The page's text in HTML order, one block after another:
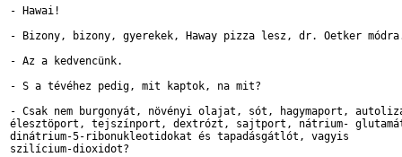
- Hawai!
- Bizony, bizony, gyerekek, Haway pizza lesz, dr. Oetker
- Az a kedvencünk.
- S a tévéhez pedig, mit kaptok, na mit?
- Csak nem burgonyát, növényi olajat, sót, hagymaport,
élesztöport, tejszínport, dextrózt, sajtport, nátrium-
dinátrium-5-ribonukleotidokat és tapadásgátlót, vagyis
szilícium-dioxidot?